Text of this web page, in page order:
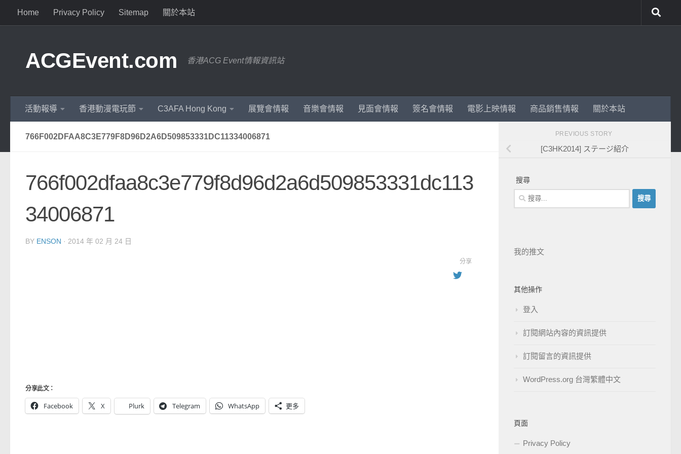
Home Privacy Policy Sitemap 關於本站
ACGEvent.com 香港ACG Event情報資訊站
活動報導 香港動漫電玩節 C3AFA Hong Kong 展覽會情報 音樂會情報 見面會情報 簽名會情報 電影上映情報 商品銷售情報 關於本站
766F002DFAA8C3E779F8D96D2A6D509853331DC11334006871
766f002dfaa8c3e779f8d96d2a6d509853331dc113
34006871
BY ENSON · 2014 年 02 月 24 日
分享此文：
Facebook X Plurk Telegram WhatsApp 更多
分享
PREVIOUS STORY
[C3HK2014] ステージ紹介
搜尋
我的推文
其他操作
登入
訂閱網站內容的資訊提供
訂閱留言的資訊提供
WordPress.org 台灣繁體中文
頁面
Privacy Policy